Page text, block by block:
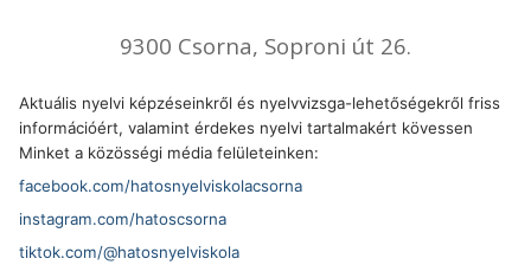
9300 Csorna, Soproni út 26.
Aktuális nyelvi képzéseinkről és nyelvvizsga-lehetőségekről friss
információért, valamint érdekes nyelvi tartalmakért kövessen
Minket a közösségi média felületeinken:
facebook.com/hatosnyelviskolacsorna
instagram.com/hatoscsorna
tiktok.com/@hatosnyelviskola